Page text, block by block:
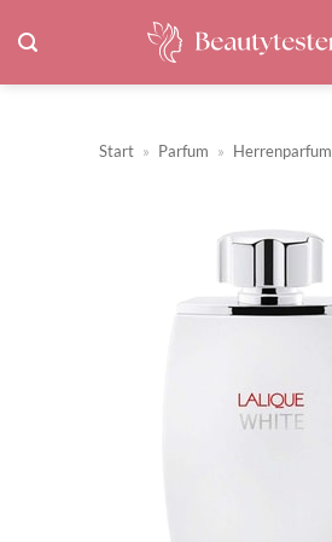
Inhalt
springen
Start » Parfum » Herrenparfum